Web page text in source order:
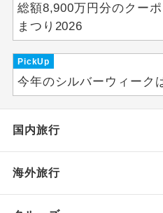
総額8,900万円分のクー
まつり2026
PickUp
今年のシルバーウィーク
国内旅行
海外旅行